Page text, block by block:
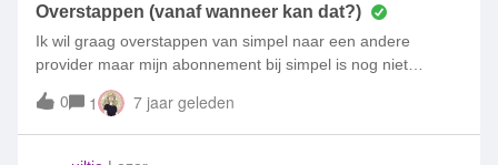
Overstappen (vanaf wanneer kan dat?)
Ik wil graag overstappen van simpel naar een andere
provider maar mijn abonnement bij simpel is nog niet
afgelopen. Vanaf welk moment kan ik mijn nummer
meenemen naar deze andere provider?
0 1 7 jaar geleden